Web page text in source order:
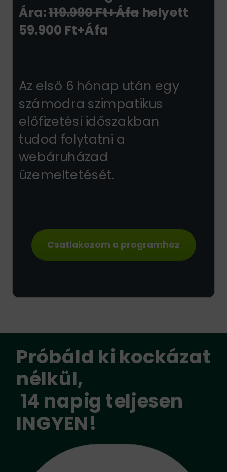
Ára:119.990 Ft+Áfahelyett
59.900 Ft+Áfa
Az első 6 hónap után egy
számodra szimpatikus
előfizetési időszakban
tudod folytatni a
webáruházad
üzemeltetését.
Csatlakozom a programhoz
Próbáld ki kockázat
nélkül,
14 napig teljesen
INGYEN!